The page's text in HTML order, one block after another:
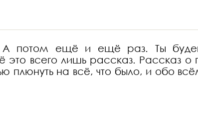
ещё и ещё раз. Ты
это всего лишь рассказ. Рассказ
плюнуть на всё, что было, и обо